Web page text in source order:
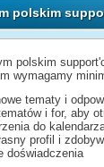
polskim
polskim
wymagamy
tematy i
i for, aby
do
profil i
doświadczenia